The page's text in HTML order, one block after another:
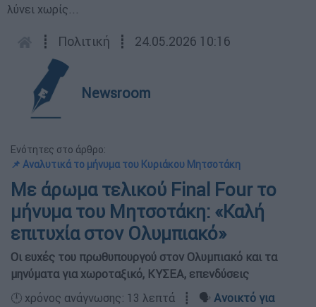
λύνει χωρίς...
┋ Πολιτική ┋ 24.05.2026 10:16
Newsroom
Ενότητες στο άρθρο:
📌 Αναλυτικά το μήνυμα του Κυριάκου Μητσοτάκη
Με άρωμα τελικού Final Four το
μήνυμα του Μητσοτάκη: «Καλή
επιτυχία στον Ολυμπιακό»
Οι ευχές του πρωθυπουργού στον Ολυμπιακό και τα
μηνύματα για χωροταξικό, ΚΥΣΕΑ, επενδύσεις
🕛 χρόνος ανάγνωσης: 13 λεπτά ┋ 🗣️ Ανοικτό για